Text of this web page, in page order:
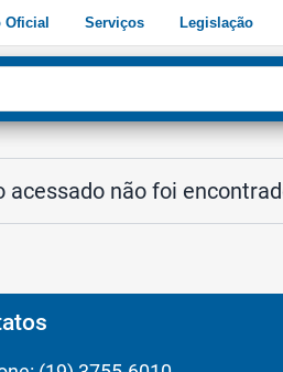
Oficial Serviços Legislação
acessado não foi